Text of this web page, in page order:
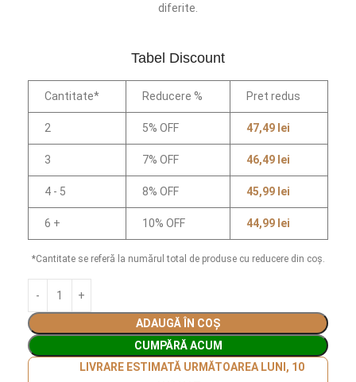
diferite.
Tabel Discount
Cantitate* Reducere % Pret redus
2 5% OFF 47,49 lei
3 7% OFF 46,49 lei
4 - 5 8% OFF 45,99 lei
6 + 10% OFF 44,99 lei
*Cantitate se referă la numărul total de produse cu reducere din coș.
ADAUGĂ ÎN COȘ
CUMPĂRĂ ACUM
LIVRARE ESTIMATĂ URMĂTOAREA LUNI, 10